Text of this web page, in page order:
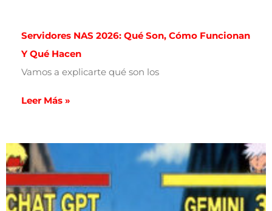
Servidores NAS 2026: Qué Son, Cómo Funcionan
Y Qué Hacen
Vamos a explicarte qué son los
Leer Más »